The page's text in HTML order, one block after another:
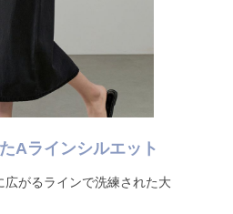
Aラインシルエット
広がるラインで洗練された大